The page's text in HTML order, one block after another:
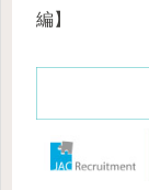
編】